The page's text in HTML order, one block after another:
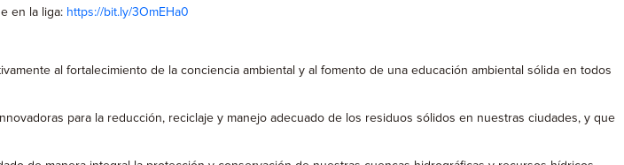
en la liga: https://bit.ly/3OmEHa0
al fortalecimiento de la conciencia ambiental y al fomento de una educación ambiental sólida en todos
para la reducción, reciclaje y manejo adecuado de los residuos sólidos en nuestras ciudades, y que